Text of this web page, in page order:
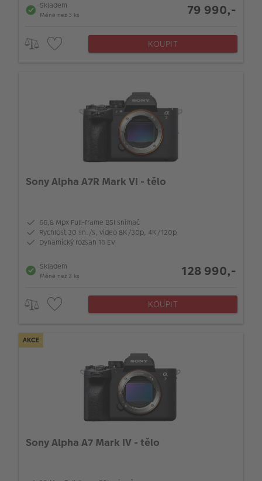
Skladem
Méně než 3 ks 79 990,-
KOUPIT
Sony Alpha A7R Mark VI - tělo
66,8 Mpx Full-frame BSI snímač
Rychlost 30 sn./s, video 8K/30p, 4K/120p
Dynamický rozsah 16 EV
Skladem
Méně než 3 ks 128 990,-
KOUPIT
AKCE
Sony Alpha A7 Mark IV - tělo